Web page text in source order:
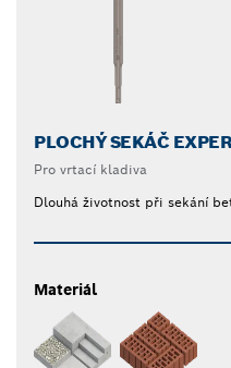
PLOCHÝ SEKÁČ
Pro vrtací kladiva
Dlouhá životnost při sekání
Materiál